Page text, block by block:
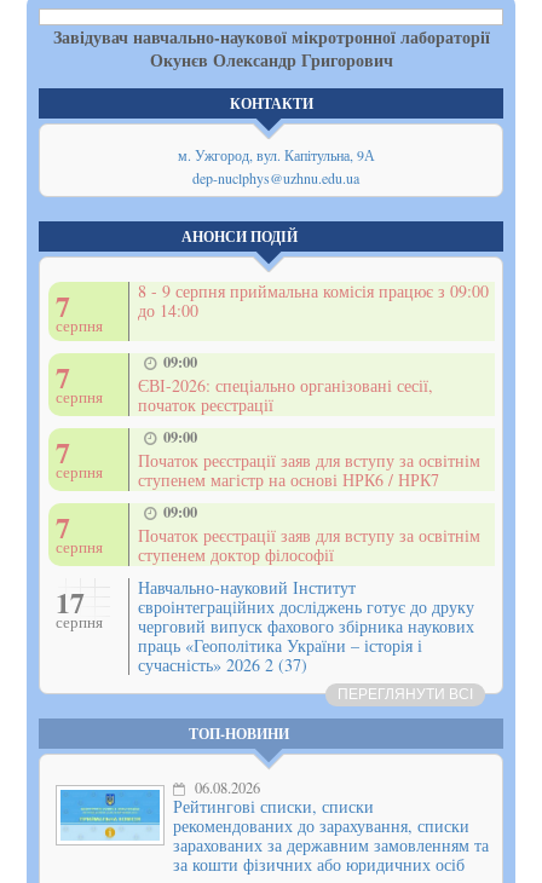
Завідувач навчально-наукової мікротронної лабораторії
Окунєв Олександр Григорович
КОНТАКТИ
м. Ужгород, вул. Капітульна, 9А
dep-nuclphys@uzhnu.edu.ua
АНОНСИ ПОДІЙ
7
серпня
8 - 9 серпня приймальна комісія працює з 09:00
до 14:00
7
серпня
09:00
ЄВІ-2026: спеціально організовані сесії,
початок реєстрації
7
серпня
09:00
Початок реєстрації заяв для вступу за освітнім
ступенем магістр на основі НРК6 / НРК7
7
серпня
09:00
Початок реєстрації заяв для вступу за освітнім
ступенем доктор філософії
17
серпня
Навчально-науковий Інститут
євроінтеграційних досліджень готує до друку
черговий випуск фахового збірника наукових
праць «Геополітика України – історія і
сучасність» 2026 2 (37)
ПЕРЕГЛЯНУТИ ВСІ
ТОП-НОВИНИ
06.08.2026
Рейтингові списки, списки
рекомендованих до зарахування, списки
зарахованих за державним замовленням та
за кошти фізичних або юридичних осіб